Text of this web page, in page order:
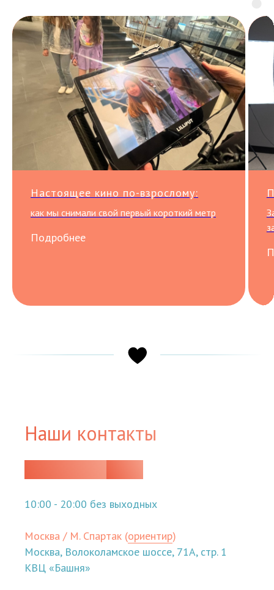
Настоящее кино по-взрослому:
как мы снимали свой первый короткий метр
Подробнее
Наши контакты
10:00 - 20:00 без выходных
Москва / М. Спартак (ориентир)
Москва, Волоколамское шоссе, 71А, стр. 1
КВЦ «Башня»